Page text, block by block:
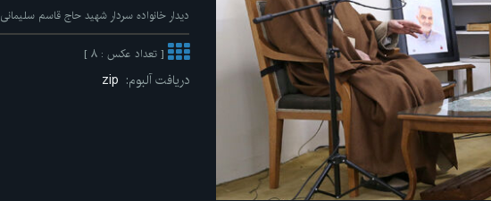
دیدار خانواده سردار شهید حاج قاسم سلیمانی
[ تعداد عکس : ۸ ]
دریافت آلبوم: